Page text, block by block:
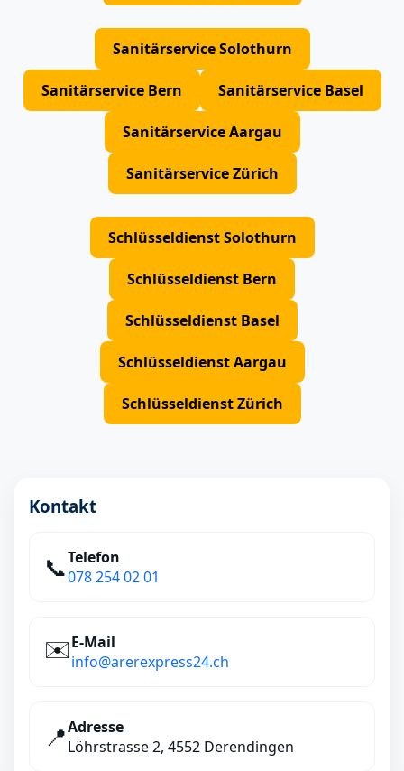
Sanitärservice Solothurn
Sanitärservice Bern Sanitärservice Basel
Sanitärservice Aargau
Sanitärservice Zürich
Schlüsseldienst Solothurn
Schlüsseldienst Bern
Schlüsseldienst Basel
Schlüsseldienst Aargau
Schlüsseldienst Zürich
Kontakt
📞Telefon
078 254 02 01
✉️E‑Mail
info@arerexpress24.ch
📍Adresse
Löhrstrasse 2, 4552 Derendingen